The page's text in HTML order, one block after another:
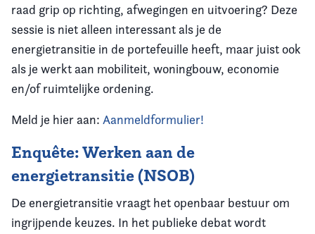
raad grip op richting, afwegingen en uitvoering? Deze
sessie is niet alleen interessant als je de
energietransitie in de portefeuille heeft, maar juist ook
als je werkt aan mobiliteit, woningbouw, economie
en/of ruimtelijke ordening.
Meld je hier aan: Aanmeldformulier!
Enquête: Werken aan de
energietransitie (NSOB)
De energietransitie vraagt het openbaar bestuur om
ingrijpende keuzes. In het publieke debat wordt